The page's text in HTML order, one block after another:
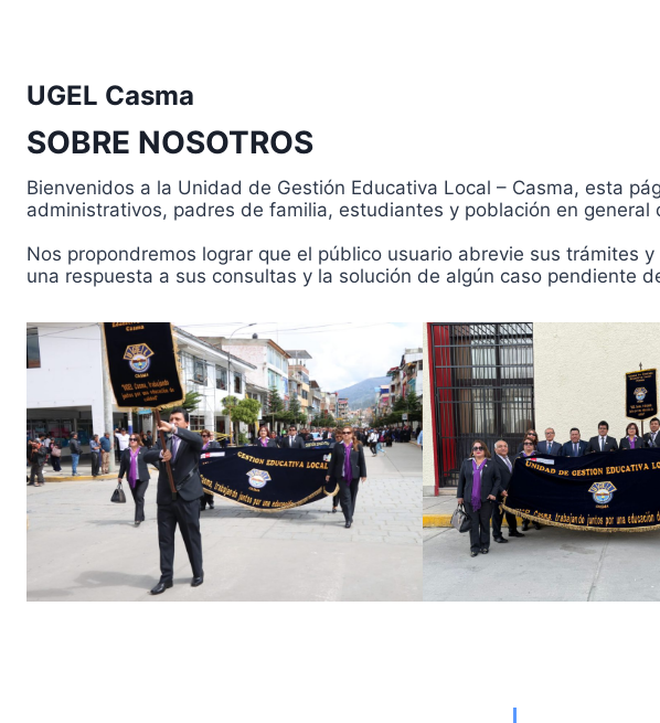
UGEL Casma
SOBRE NOSOTROS
Bienvenidos a la Unidad de Gestión Educativa Local – Casma, esta
administrativos, padres de familia, estudiantes y población en general
Nos propondremos lograr que el público usuario abrevie sus
una respuesta a sus consultas y la solución de algún caso pendiente